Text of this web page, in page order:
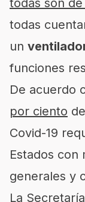
todas
un
funciones
De acuerdo
por ciento
Covid-19
Estados con
generales y
La